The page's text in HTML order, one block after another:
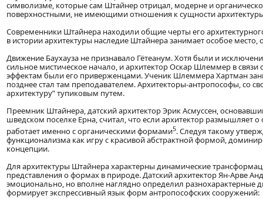
символизме, которые сам Штайнер отрицал, модерне и
поверхностными, не имеющими отношения к сущности
Современники Штайнера находили общие черты его
в истории архитектуры наследие Штайнера занимает особое
Движение Баухауза не признавало Гётеанум. Хотя были и
сильное мистическое начало, и архитектор Оскар Шлеммер в связи
эффектам были его приверженцами. Ученик Шлеммера Хартман
позднее стал там преподавателем. Архитекторы-антропософы, со
архитектуру” тупиковым путем.
Преемник Штайнера, датский архитектор Эрик Асмуссен,
шведском поселке Ерна, считал, что если архитектор размышляет
работает именно с органическими формами5. Следуя такому
функционализма как игру с красивой абстрактной формой,
концепции.
Для архитектуры Штайнера характерны динамические
представления о формах в природе. Датский архитектор Ян-Арве
эмоционально, но вполне наглядно определил
формирует экспрессивный язык форм антропософских сооружений: